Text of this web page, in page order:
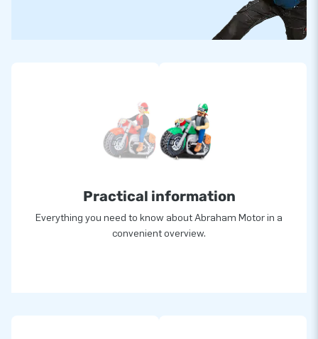
Practical information
Everything you need to know about Abraham Motor in a
convenient overview.